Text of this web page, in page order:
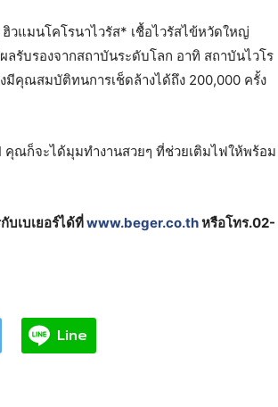
วแมนโคโรนาไวรัส* เชื้อไวรัสไข้หวัดใหญ่
รับรองจากสถาบันระดับโลก อาทิ สถาบันไวโร
มีคุณสมบัติทนการเช็ดล้างได้ถึง 200,000 ครั้ง
ณก็จะได้มุมทำงานสวยๆ ที่ช่วยเติมไฟให้พร้อม
บเบเยอร์ได้ที่www.beger.co.thหรือโทร.02-
Line